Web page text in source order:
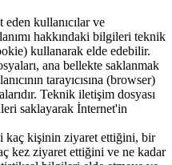
eden kullanıcılar ve
hakkındaki bilgileri teknik
kullanarak elde edebilir.
ana bellekte saklanmak
tarayıcısına (browser)
Teknik iletişim dosyası
saklayarak İnternet'in
kaç kişinin ziyaret ettiğini, bir
kez ziyaret ettiğini ve ne kadar